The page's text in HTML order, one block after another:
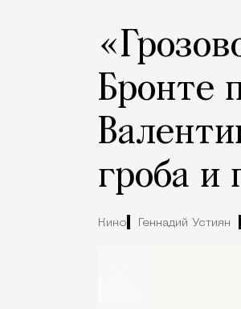
Бронте
гроба и
Кино Геннадий Устиян